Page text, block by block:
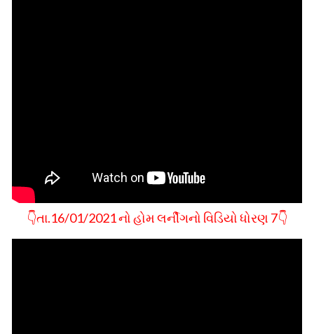
👇તા.16/01/2021 નો હોમ લર્નીગનો વિડિયો ધોરણ 7👇